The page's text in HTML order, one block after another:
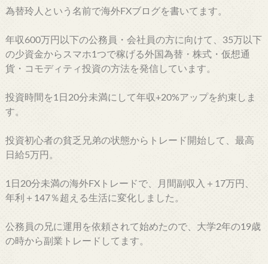
為替玲人という名前で海外FXブログを書いてます。
年収600万円以下の公務員・会社員の方に向けて、35万以下
の少資金からスマホ1つで稼げる外国為替・株式・仮想通
貨・コモディティ投資の方法を発信しています。
投資時間を1日20分未満にして年収+20%アップを約束しま
す。
投資初心者の貧乏兄弟の状態からトレード開始して、最高
日給5万円。
1日20分未満の海外FXトレードで、月間副収入＋17万円、
年利＋147％超える生活に変化しました。
公務員の兄に運用を依頼されて始めたので、大学2年の19歳
の時から副業トレードしてます。